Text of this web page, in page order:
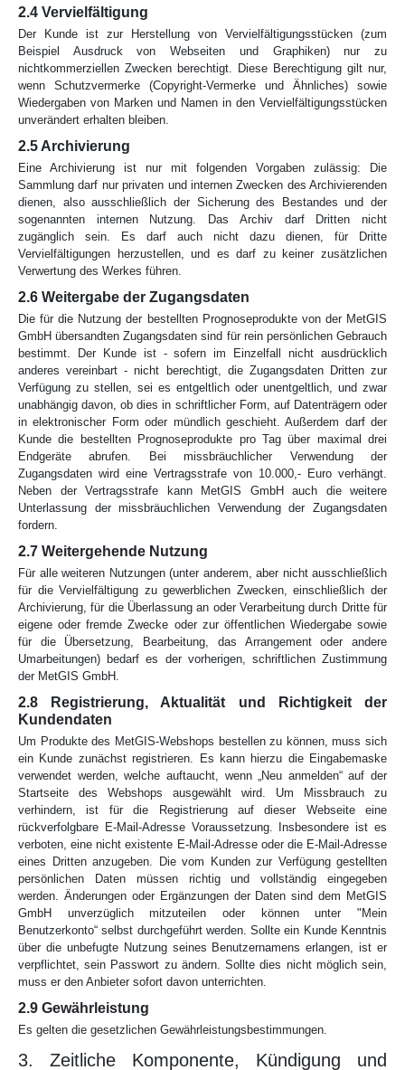
2.4 Vervielfältigung
Der Kunde ist zur Herstellung von Vervielfältigungsstücken (zum
Beispiel Ausdruck von Webseiten und Graphiken) nur zu
nichtkommerziellen Zwecken berechtigt. Diese Berechtigung gilt nur,
wenn Schutzvermerke (Copyright-Vermerke und Ähnliches) sowie
Wiedergaben von Marken und Namen in den Vervielfältigungsstücken
unverändert erhalten bleiben.
2.5 Archivierung
Eine Archivierung ist nur mit folgenden Vorgaben zulässig: Die
Sammlung darf nur privaten und internen Zwecken des Archivierenden
dienen, also ausschließlich der Sicherung des Bestandes und der
sogenannten internen Nutzung. Das Archiv darf Dritten nicht
zugänglich sein. Es darf auch nicht dazu dienen, für Dritte
Vervielfältigungen herzustellen, und es darf zu keiner zusätzlichen
Verwertung des Werkes führen.
2.6 Weitergabe der Zugangsdaten
Die für die Nutzung der bestellten Prognoseprodukte von der MetGIS
GmbH übersandten Zugangsdaten sind für rein persönlichen Gebrauch
bestimmt. Der Kunde ist - sofern im Einzelfall nicht ausdrücklich
anderes ver­ein­bart - nicht berechtigt, die Zugangsdaten Dritten zur
Verfügung zu stellen, sei es entgeltlich oder unentgeltlich, und zwar
unabhängig davon, ob dies in schrift­licher Form, auf Dat­enträgern oder
in elektronischer Form oder mündlich geschieht. Außerdem darf der
Kunde die bestellten Prognoseprodukte pro Tag über maximal drei
Endgeräte abrufen. Bei missbräuchlicher Verwendung der
Zugangsdaten wird eine Vertragsstrafe von 10.000,- Euro verhängt.
Neben der Vertragsstrafe kann MetGIS GmbH auch die weitere
Unterlassung der missbräuchlichen Verwendung der Zugangsdaten
fordern.
2.7 Weitergehende Nutzung
Für alle weiteren Nutzungen (unter anderem, aber nicht ausschließlich
für die Vervielfältigung zu gewerblichen Zwecken, einschließlich der
Archivierung, für die Überlassung an oder Verarbeitung durch Dritte für
eigene oder fremde Zwecke oder zur öffentlichen Wiedergabe sowie
für die Übersetzung, Bearbeitung, das Arrangement oder andere
Umarbeitungen) bedarf es der vorherigen, schriftlichen Zustimmung
der MetGIS GmbH.
2.8 Registrierung, Aktualität und Richtigkeit der
Kundendaten
Um Produkte des MetGIS-Webshops bestellen zu können, muss sich
ein Kunde zunächst registrieren. Es kann hierzu die Eingabemaske
verwendet werden, welche auftaucht, wenn „Neu anmelden“ auf der
Startseite des Webshops ausgewählt wird. Um Missbrauch zu
verhindern, ist für die Registrierung auf dieser Webseite eine
rückverfolgbare E-Mail-Adresse Voraussetzung. Insbesondere ist es
verboten, eine nicht existente E-Mail-Adresse oder die E-Mail-Adresse
eines Dritten anzugeben. Die vom Kunden zur Verfügung gestellten
persönlichen Daten müssen richtig und vollständig eingegeben
werden. Änderungen oder Ergänzungen der Daten sind dem MetGIS
GmbH unverzüglich mitzuteilen oder können unter "Mein
Benutzerkonto“ selbst durchgeführt werden. Sollte ein Kunde Kenntnis
über die unbefugte Nutzung seines Benutzernamens erlangen, ist er
verpflichtet, sein Passwort zu ändern. Sollte dies nicht möglich sein,
muss er den Anbieter sofort davon unterrichten.
2.9 Gewährleistung
Es gelten die gesetzlichen Gewährleistungsbestimmungen.
3. Zeitliche Komponente, Kündigung und